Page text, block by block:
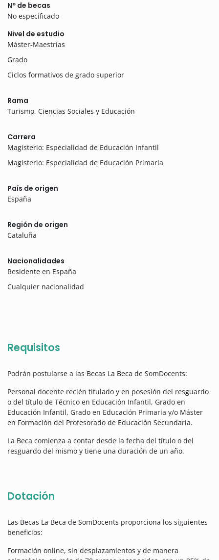
Nº de becas
No especificado
Nivel de estudio
Máster-Maestrías
Grado
Ciclos formativos de grado superior
Rama
Turismo, Ciencias Sociales y Educación
Carrera
Magisterio: Especialidad de Educación Infantil
Magisterio: Especialidad de Educación Primaria
País de origen
España
Región de origen
Cataluña
Nacionalidades
Residente en España
Cualquier nacionalidad
Requisitos
Podrán postularse a las Becas La Beca de SomDocents:
Personal docente recién titulado y en posesión del resguardo
o del título de Técnico en Educación Infantil, Grado en
Educación Infantil, Grado en Educación Primaria y/o Máster
en Formación del Profesorado de Educación Secundaria.
La Beca comienza a contar desde la fecha del título o del
resguardo del mismo y tiene una duración de un año.
Dotación
Las Becas La Beca de SomDocents proporciona los siguientes
beneficios:
Formación online, sin desplazamientos y de manera